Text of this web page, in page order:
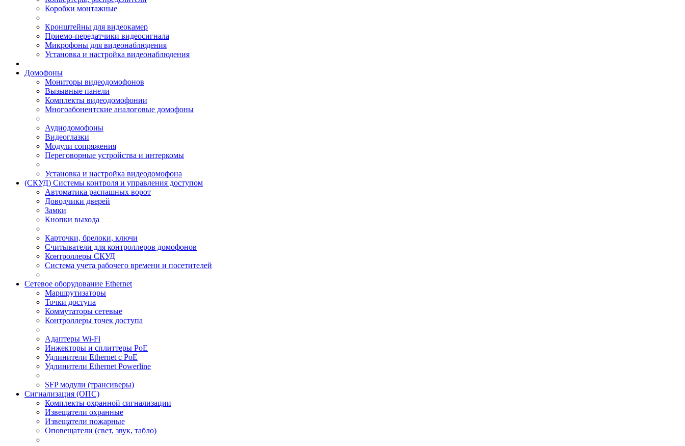
Коробки монтажные
Кронштейны для видеокамер
Приемо-передатчики видеосигнала
Микрофоны для видеонаблюдения
Установка и настройка видеонаблюдения
Домофоны
Мониторы видеодомофонов
Вызывные панели
Комплекты видеодомофонии
Многоабонентские аналоговые домофоны
Аудиодомофоны
Видеоглазки
Модули сопряжения
Переговорные устройства и интеркомы
Установка и настройка видеодомофона
(СКУД) Системы контроля и управления доступом
Автоматика распашных ворот
Доводчики дверей
Замки
Кнопки выхода
Карточки, брелоки, ключи
Считыватели для контроллеров домофонов
Контроллеры СКУД
Система учета рабочего времени и посетителей
Сетевое оборудование Ethernet
Маршрутизаторы
Точки доступа
Коммутаторы сетевые
Контроллеры точек доступа
Адаптеры Wi-Fi
Инжекторы и сплиттеры РоЕ
Удлинители Ethernet с PoE
Удлинители Ethernet Powerline
SFP модули (трансиверы)
Сигнализация (ОПС)
Комплекты охранной сигнализации
Извещатели охранные
Извещатели пожарные
Оповещатели (свет, звук, табло)